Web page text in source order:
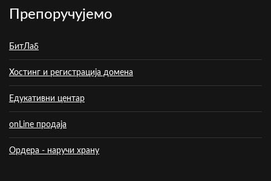
Препоручујемо
БитЛаб
Хостинг и регистрација домена
Едукативни центар
onLine продаја
Ордера - наручи храну